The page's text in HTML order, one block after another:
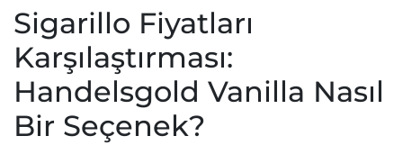
Sigarillo Fiyatları
Karşılaştırması:
Handelsgold Vanilla Nasıl
Bir Seçenek?